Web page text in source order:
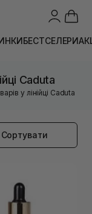
БЕСТСЕЛЕРИ
Caduta
у лінійці Caduta
Сортувати